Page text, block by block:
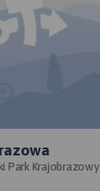
Park Krajobrazowy